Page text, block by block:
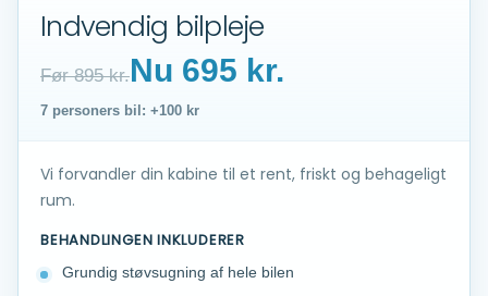
Indvendig bilpleje
Før 895 kr.Nu 695 kr.
7 personers bil: +100 kr
Vi forvandler din kabine til et rent, friskt og behageligt
rum.
BEHANDLINGEN INKLUDERER
Grundig støvsugning af hele bilen